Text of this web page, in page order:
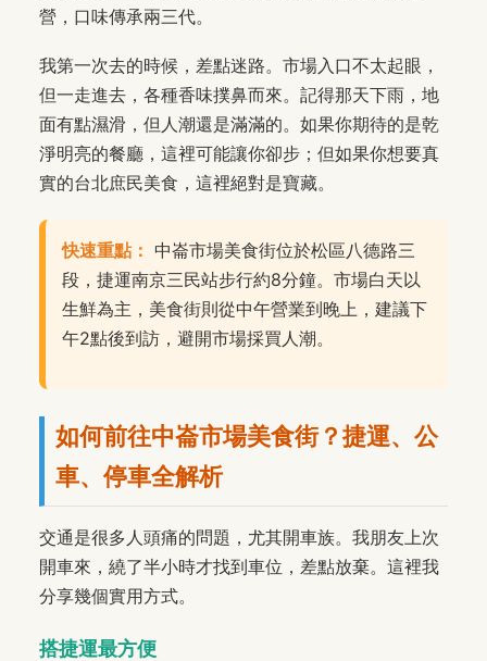
營，口味傳承兩三代。
我第一次去的時候，差點迷路。市場入口不太起眼，
但一走進去，各種香味撲鼻而來。記得那天下雨，地
面有點濕滑，但人潮還是滿滿的。如果你期待的是乾
淨明亮的餐廳，這裡可能讓你卻步；但如果你想要真
實的台北庶民美食，這裡絕對是寶藏。
快速重點： 中崙市場美食街位於松區八德路三
段，捷運南京三民站步行約8分鐘。市場白天以
生鮮為主，美食街則從中午營業到晚上，建議下
午2點後到訪，避開市場採買人潮。
如何前往中崙市場美食街？捷運、公
車、停車全解析
交通是很多人頭痛的問題，尤其開車族。我朋友上次
開車來，繞了半小時才找到車位，差點放棄。這裡我
分享幾個實用方式。
搭捷運最方便